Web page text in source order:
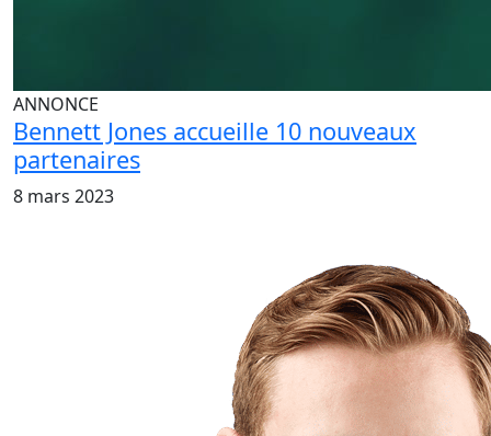
ANNONCE
Bennett Jones accueille 10 nouveaux
partenaires
8 mars 2023